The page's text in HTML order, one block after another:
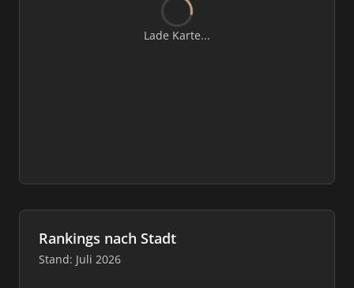
Lade Karte...
Rankings nach Stadt
Stand: Juli 2026